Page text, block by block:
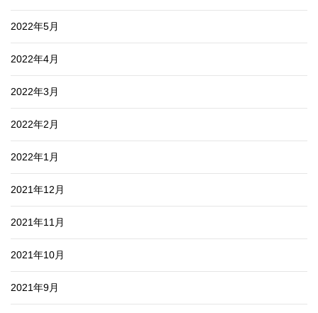
2022年5月
2022年4月
2022年3月
2022年2月
2022年1月
2021年12月
2021年11月
2021年10月
2021年9月